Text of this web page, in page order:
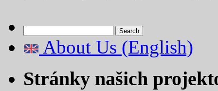
for:
About Us (English)
Stránky našich